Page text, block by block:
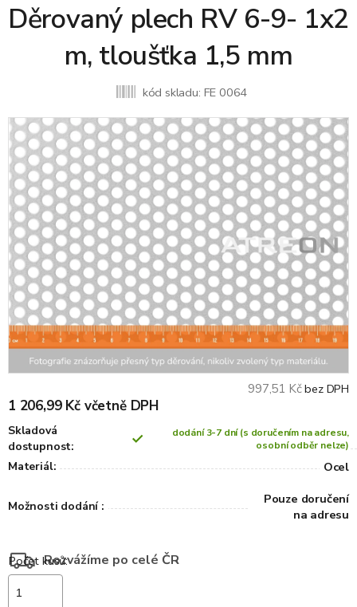
Děrovaný plech RV 6-9- 1x2
m, tloušťka 1,5 mm
kód skladu: FE 0064
997,51 Kčbez DPH
1 206,99 Kč včetně DPH
Skladová
dostupnost:
dodání 3-7 dní (s doručením na adresu,
osobní odběr nelze)
Materiál: Ocel
Možnosti dodání :
Pouze doručení
na adresu
Rozvážíme po celé ČR